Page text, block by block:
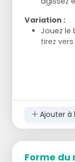
Variation :
Jouez le
tirez
Ajouter à
Forme du